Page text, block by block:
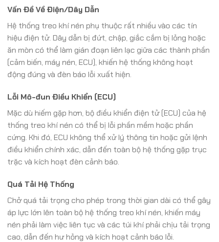
Vấn Đề Về Điện/Dây Dẫn
Hệ thống treo khí nén phụ thuộc rất nhiều vào các tín
hiệu điện tử. Dây dẫn bị đứt, chập, giắc cắm bị lỏng hoặc
ăn mòn có thể làm gián đoạn liên lạc giữa các thành phần
(cảm biến, máy nén, ECU), khiến hệ thống không hoạt
động đúng và đèn báo lỗi xuất hiện.
Lỗi Mô-đun Điều Khiển (ECU)
Mặc dù hiếm gặp hơn, bộ điều khiển điện tử (ECU) của hệ
thống treo khí nén có thể bị lỗi phần mềm hoặc phần
cứng. Khi đó, ECU không thể xử lý thông tin hoặc gửi lệnh
điều khiển chính xác, dẫn đến toàn bộ hệ thống gặp trục
trặc và kích hoạt đèn cảnh báo.
Quá Tải Hệ Thống
Chở quá tải trọng cho phép trong thời gian dài có thể gây
áp lực lớn lên toàn bộ hệ thống treo khí nén, khiến máy
nén phải làm việc liên tục và các túi khí phải chịu tải trọng
cao, dẫn đến hư hỏng và kích hoạt cảnh báo lỗi.